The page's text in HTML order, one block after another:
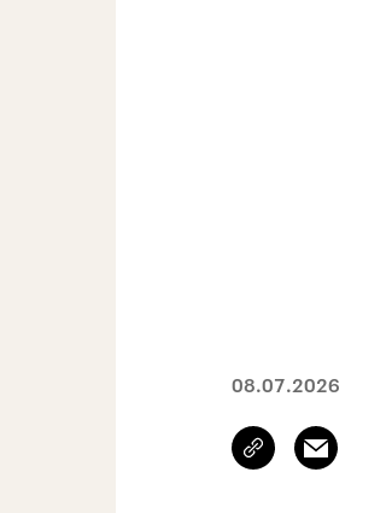
08.07.2026
Link
kopieren/teilen
Email